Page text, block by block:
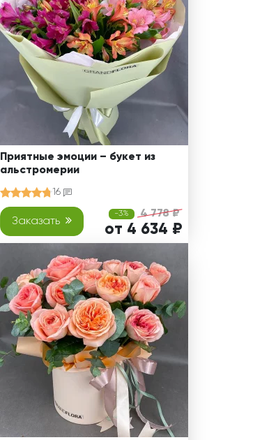
Приятные эмоции – букет из
альстромерии
16
Заказать
-3% 4 778 ₽
от 4 634 ₽